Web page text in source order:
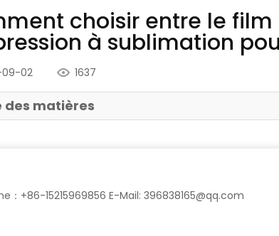
choisir entre le film
à sublimation
02 1637
des matières
：+86-15215969856 E-Mail: 396838165@qq.com